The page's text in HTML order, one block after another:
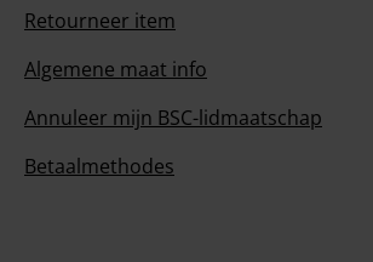
Retourneer item
Algemene maat info
Annuleer mijn BSC-lidmaatschap
Betaalmethodes